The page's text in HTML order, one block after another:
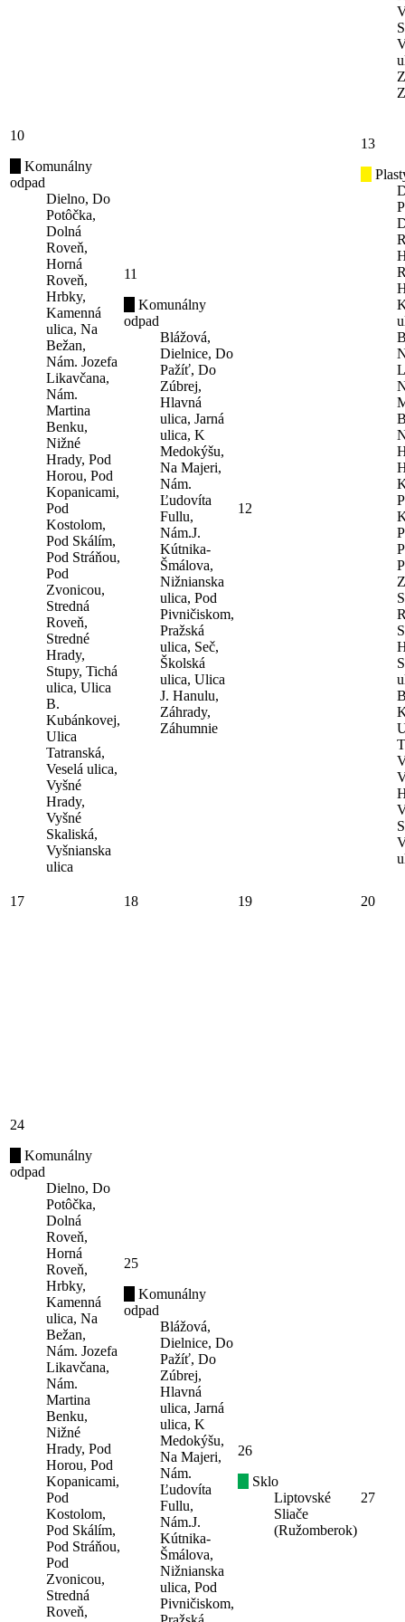
10
Komunálny
odpad
Dielno, Do
Potôčka,
Dolná
Roveň,
Horná
Roveň,
Hrbky,
Kamenná
ulica, Na
Bežan,
Nám. Jozefa
Likavčana,
Nám.
Martina
Benku,
Nižné
Hrady, Pod
Horou, Pod
Kopanicami,
Pod
Kostolom,
Pod Skálím,
Pod Stráňou,
Pod
Zvonicou,
Stredná
Roveň,
Stredné
Hrady,
Stupy, Tichá
ulica, Ulica
B.
Kubánkovej,
Ulica
Tatranská,
Veselá ulica,
Vyšné
Hrady,
Vyšné
Skaliská,
Vyšnianska
ulica
11
Komunálny
odpad
Blážová,
Dielnice, Do
Pažíť, Do
Zúbrej,
Hlavná
ulica, Jarná
ulica, K
Medokýšu,
Na Majeri,
Nám.
Ľudovíta
Fullu,
Nám.J.
Kútnika-
Šmálova,
Nižnianska
ulica, Pod
Pivničiskom,
Pražská
ulica, Seč,
Školská
ulica, Ulica
J. Hanulu,
Záhrady,
Záhumnie
12
13
17 18 19 20
24
Komunálny
odpad
Dielno, Do
Potôčka,
Dolná
Roveň,
Horná
Roveň,
Hrbky,
Kamenná
ulica, Na
Bežan,
Nám. Jozefa
Likavčana,
Nám.
Martina
Benku,
Nižné
Hrady, Pod
Horou, Pod
Kopanicami,
Pod
Kostolom,
Pod Skálím,
Pod Stráňou,
Pod
Zvonicou,
Stredná
Roveň,
25
Komunálny
odpad
Blážová,
Dielnice, Do
Pažíť, Do
Zúbrej,
Hlavná
ulica, Jarná
ulica, K
Medokýšu,
Na Majeri,
Nám.
Ľudovíta
Fullu,
Nám.J.
Kútnika-
Šmálova,
Nižnianska
ulica, Pod
Pivničiskom,
26
Sklo
Liptovské
Sliače
(Ružomberok)
27